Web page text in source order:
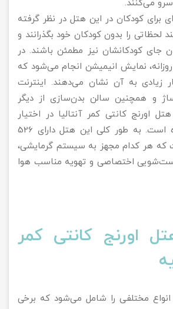
سرو می‌کنند.
برای کودکان در این هتل در نظر گرفته
لحظاتی را بدون کودکان خود بگذرانند و
جای کودکانشان نیز مطمئن باشند. در
نمایش انیمیشن انجام می‌شود که
زیادی به آن نشان می‌دهند. اینترنت
و همچنین سالن بدن‌سازی از دیگر
اورنج کانتی کمر آنتالیا در اختیار
مسافرانش قرار داده است. به طور کلی این هتل دارای 526
هر کدام مجهز به سیستم گرمایشی،
اختصاصی و تهویه مناسب هوا
اورنج کانتی کمر
انواع مختلفی را شامل می‌شود که برخی